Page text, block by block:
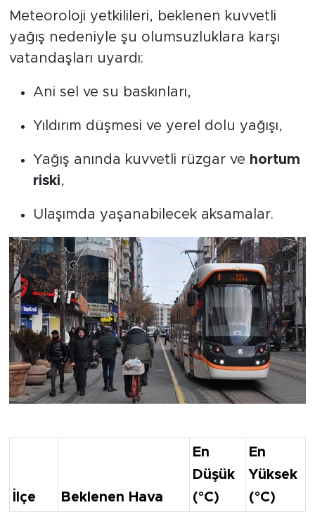
Meteoroloji yetkilileri, beklenen kuvvetli
yağış nedeniyle şu olumsuzluklara karşı
vatandaşları uyardı:
Ani sel ve su baskınları,
Yıldırım düşmesi ve yerel dolu yağışı,
Yağış anında kuvvetli rüzgar ve hortum
riski
Ulaşımda yaşanabilecek aksamalar.
İlçe Beklenen Hava
En
Düşük
(°C)
En
Yüksek
(°C)